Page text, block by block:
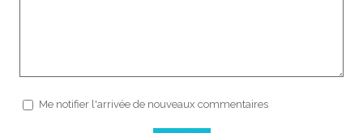
Me notifier l'arrivée de nouveaux commentaires